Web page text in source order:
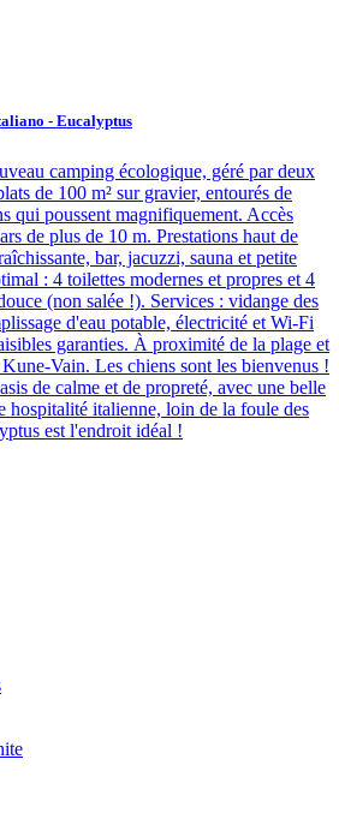
- Eucalyptus
camping écologique, géré par deux
de 100 m² sur gravier, entourés de
qui poussent magnifiquement. Accès
de plus de 10 m. Prestations haut de
bar, jacuzzi, sauna et petite
: 4 toilettes modernes et propres et 4
(non salée !). Services : vidange des
d'eau potable, électricité et Wi-Fi
garanties. À proximité de la plage et
Vain. Les chiens sont les bienvenus !
de calme et de propreté, avec une belle
hospitalité italienne, loin de la foule des
est l'endroit idéal !